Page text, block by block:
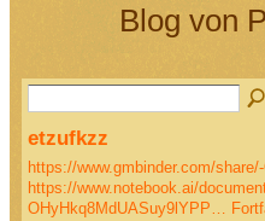
Blog von
etzufkzz
https://www.gmbinder.com/
https://www.notebook.ai/
OHyHkq8MdUASuy9lYPP…